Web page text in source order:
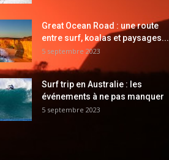
Great Ocean Road : une route
entre surf, koalas et paysages...
5 septembre 2023
Surf trip en Australie : les
événements à ne pas manquer
5 septembre 2023